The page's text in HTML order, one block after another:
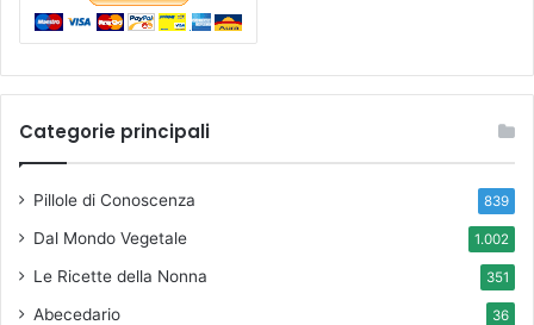
Categorie principali
Pillole di Conoscenza 839
Dal Mondo Vegetale 1.002
Le Ricette della Nonna 351
Abecedario 36